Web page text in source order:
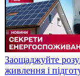
Заощаджуйте
живлення і